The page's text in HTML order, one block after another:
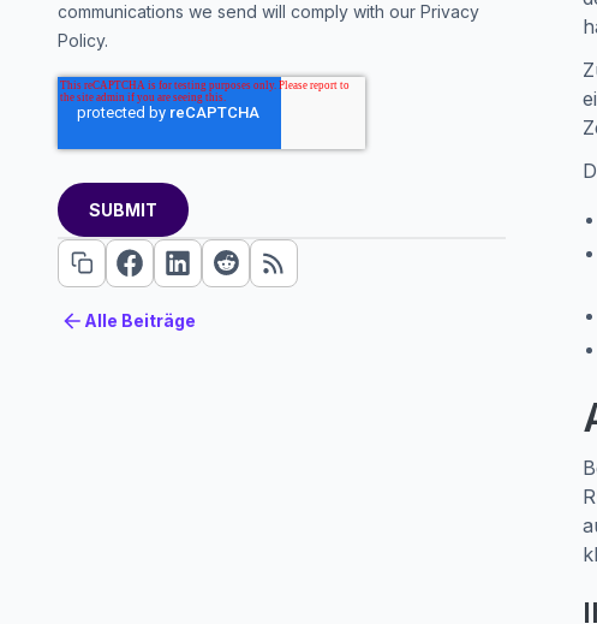
communications we send will comply with our Privacy
Policy.
Alle Beiträge